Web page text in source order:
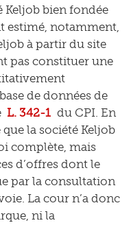
Keljob bien fondée
estimé, notamment,
à partir du site
pas constituer une
de données de
L. 342-1 du CPI. En
la société Keljob
complète, mais
d’offres dont le
par la consultation
La cour n’a donc
ni la